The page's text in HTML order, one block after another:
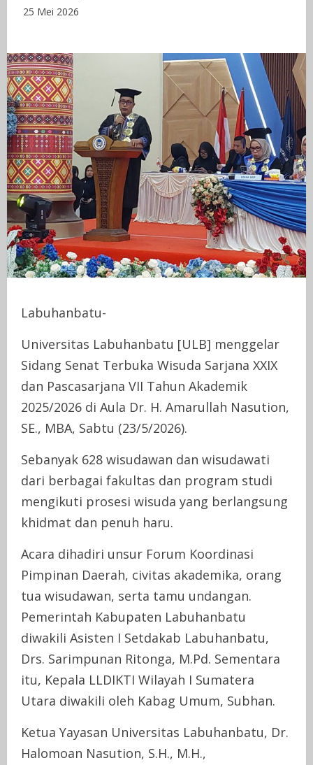
25 Mei 2026
Labuhanbatu-
Universitas Labuhanbatu [ULB] menggelar
Sidang Senat Terbuka Wisuda Sarjana XXIX
dan Pascasarjana VII Tahun Akademik
2025/2026 di Aula Dr. H. Amarullah Nasution,
SE., MBA, Sabtu (23/5/2026).
Sebanyak 628 wisudawan dan wisudawati
dari berbagai fakultas dan program studi
mengikuti prosesi wisuda yang berlangsung
khidmat dan penuh haru.
Acara dihadiri unsur Forum Koordinasi
Pimpinan Daerah, civitas akademika, orang
tua wisudawan, serta tamu undangan.
Pemerintah Kabupaten Labuhanbatu
diwakili Asisten I Setdakab Labuhanbatu,
Drs. Sarimpunan Ritonga, M.Pd. Sementara
itu, Kepala LLDIKTI Wilayah I Sumatera
Utara diwakili oleh Kabag Umum, Subhan.
Ketua Yayasan Universitas Labuhanbatu, Dr.
Halomoan Nasution, S.H., M.H.,